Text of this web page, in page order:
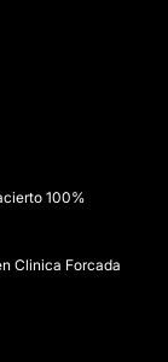
100%
Clinica Forcada